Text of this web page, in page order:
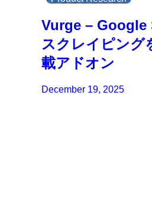
Vurge – Google
スクレイピング
載アドオン
December 19, 2025